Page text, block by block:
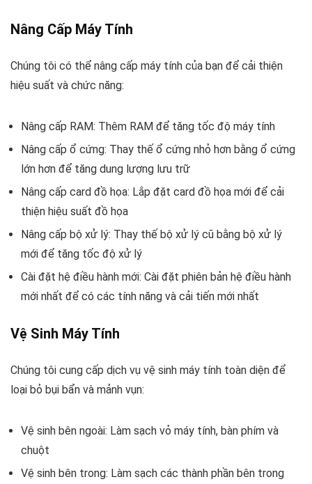
Nâng Cấp Máy Tính
Chúng tôi có thể nâng cấp máy tính của bạn để cải thiện
hiệu suất và chức năng:
Nâng cấp RAM: Thêm RAM để tăng tốc độ máy tính
Nâng cấp ổ cứng: Thay thế ổ cứng nhỏ hơn bằng ổ cứng
lớn hơn để tăng dung lượng lưu trữ
Nâng cấp card đồ họa: Lắp đặt card đồ họa mới để cải
thiện hiệu suất đồ họa
Nâng cấp bộ xử lý: Thay thế bộ xử lý cũ bằng bộ xử lý
mới để tăng tốc độ xử lý
Cài đặt hệ điều hành mới: Cài đặt phiên bản hệ điều hành
mới nhất để có các tính năng và cải tiến mới nhất
Vệ Sinh Máy Tính
Chúng tôi cung cấp dịch vụ vệ sinh máy tính toàn diện để
loại bỏ bụi bẩn và mảnh vụn:
Vệ sinh bên ngoài: Làm sạch vỏ máy tính, bàn phím và
chuột
Vệ sinh bên trong: Làm sạch các thành phần bên trong